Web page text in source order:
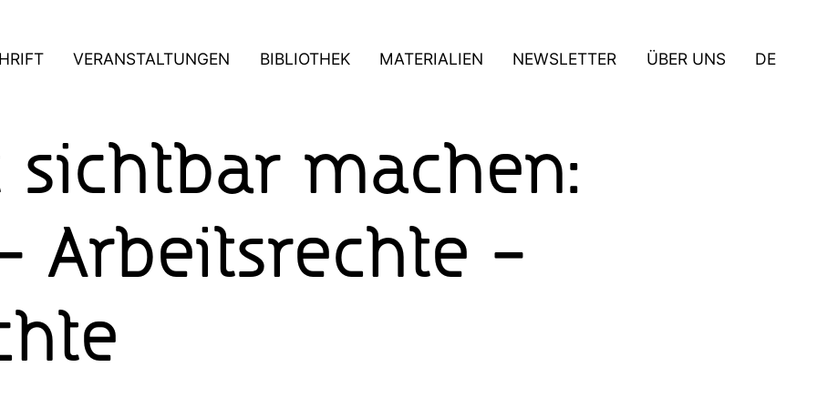
VERANSTALTUNGEN BIBLIOTHEK MATERIALIEN NEWSLETTER ÜBER UNS DE
sichtbar machen:
Arbeitsrechte –